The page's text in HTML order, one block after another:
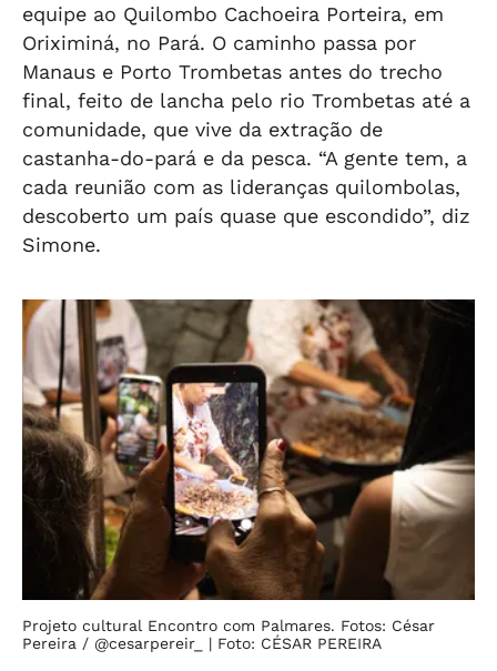
equipe ao Quilombo Cachoeira Porteira, em
Oriximiná, no Pará. O caminho passa por
Manaus e Porto Trombetas antes do trecho
final, feito de lancha pelo rio Trombetas até a
comunidade, que vive da extração de
castanha-do-pará e da pesca. “A gente tem, a
cada reunião com as lideranças quilombolas,
descoberto um país quase que escondido”, diz
Simone.
Projeto cultural Encontro com Palmares. Fotos: César
Pereira / @cesarpereir_ | Foto: CÉSAR PEREIRA